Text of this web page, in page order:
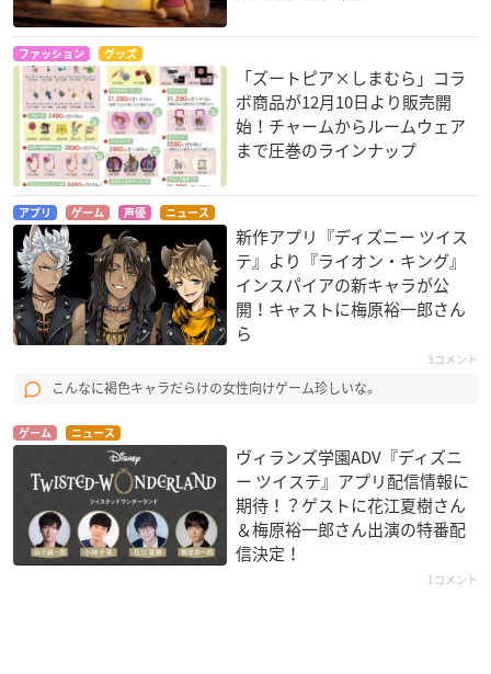
ファッション グッズ
「ズートピア×しまむら」コラ
ボ商品が12月10日より販売開
始！チャームからルームウェア
まで圧巻のラインナップ
アプリ ゲーム 声優 ニュース
新作アプリ『ディズニー ツイス
テ』より『ライオン・キング』
インスパイアの新キャラが公
開！キャストに梅原裕一郎さん
ら
3コメント
こんなに褐色キャラだらけの女性向けゲーム珍しいな。
ゲーム ニュース
ヴィランズ学園ADV『ディズニ
ー ツイステ』アプリ配信情報に
期待！？ゲストに花江夏樹さん
＆梅原裕一郎さん出演の特番配
信決定！
1コメント